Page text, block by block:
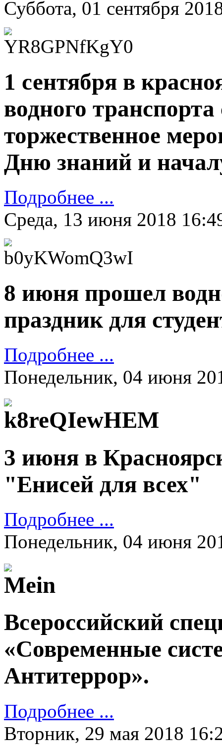
Суббота, 01 сентября
1 сентября в
водного транспорта
торжественное
Дню знаний и
Подробнее ...
Среда, 13 июня 2018
8 июня прошел
праздник для
Подробнее ...
Понедельник, 04 июня
3 июня в
"Енисей для всех"
Подробнее ...
Понедельник, 04 июня
Всероссийский
«Современные
Антитеррор».
Подробнее ...
Вторник, 29 мая 2018